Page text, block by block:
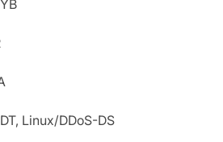
Linux/DDoS-DS